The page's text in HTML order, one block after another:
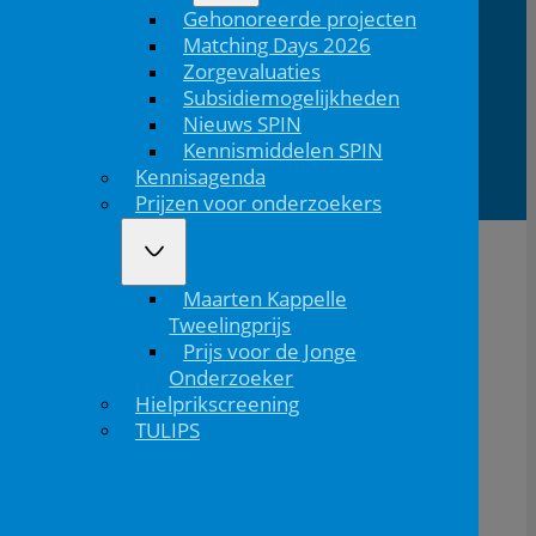
Gehonoreerde projecten
Matching Days 2026
Zorgevaluaties
Subsidiemogelijkheden
Nieuws SPIN
Kennismiddelen SPIN
Kennisagenda
Prijzen voor onderzoekers
Maarten Kappelle
Tweelingprijs
Prijs voor de Jonge
Onderzoeker
Hielprikscreening
TULIPS
Patiëntinformatie